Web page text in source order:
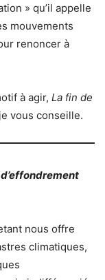
» qu’il appelle
mouvements
renoncer à
à agir, La fin de
vous conseille.
nous offre
climatiques,